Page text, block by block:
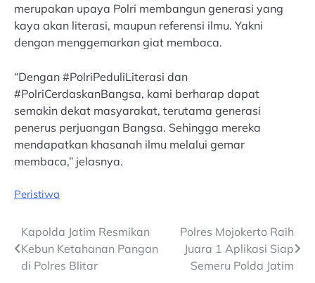
merupakan upaya Polri membangun generasi yang
kaya akan literasi, maupun referensi ilmu. Yakni
dengan menggemarkan giat membaca.
“Dengan #PolriPeduliLiterasi dan
#PolriCerdaskanBangsa, kami berharap dapat
semakin dekat masyarakat, terutama generasi
penerus perjuangan Bangsa. Sehingga mereka
mendapatkan khasanah ilmu melalui gemar
membaca,” jelasnya.
Peristiwa
Post
navigation
Kapolda Jatim Resmikan
Kebun Ketahanan Pangan
di Polres Blitar
Polres Mojokerto Raih
Juara 1 Aplikasi Siap
Semeru Polda Jatim